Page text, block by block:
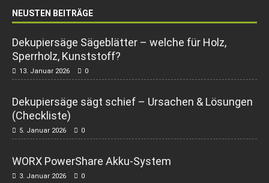
NEUSTEN BEITRÄGE
Dekupiersäge Sägeblätter – welche für Holz,
Sperrholz, Kunststoff?
13. Januar 2026 0
Dekupiersäge sägt schief – Ursachen & Lösungen
(Checkliste)
5. Januar 2026 0
WORX PowerShare Akku-System
3. Januar 2026 0